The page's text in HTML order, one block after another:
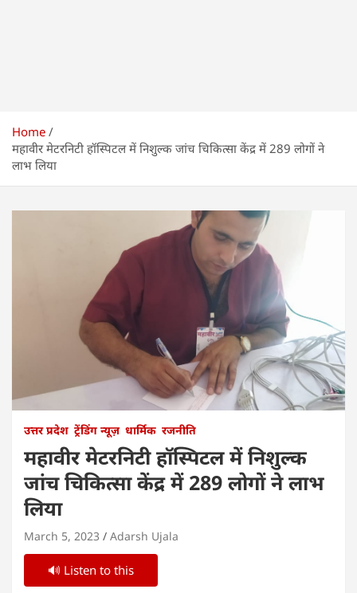
Home
महावीर मेटरनिटी हॉस्पिटल में निशुल्क जांच चिकित्सा केंद्र में 289 लोगों ने
लाभ लिया
उत्तर प्रदेश ट्रेंडिंग न्यूज़ धार्मिक रजनीति
महावीर मेटरनिटी हॉस्पिटल में निशुल्क
जांच चिकित्सा केंद्र में 289 लोगों ने लाभ
लिया
March 5, 2023 Adarsh Ujala
🔊 Listen to this